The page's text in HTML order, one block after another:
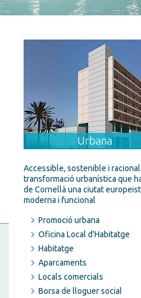
Urbana
Accessible, sostenible i
transformació urbanística que
de Cornellà una ciutat
moderna i funcional
Promoció urbana
Oficina Local d'Habitatge
Habitatge
Aparcaments
Locals comercials
Borsa de lloguer social